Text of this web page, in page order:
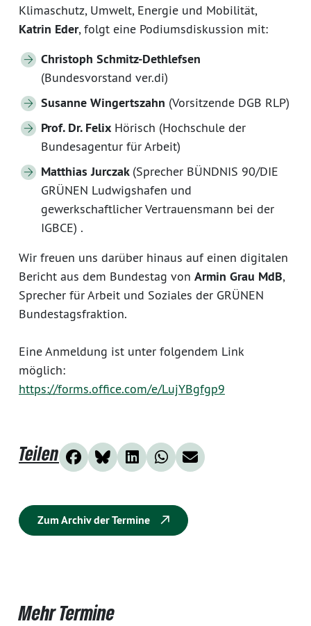
Klimaschutz, Umwelt, Energie und Mobilität,
Katrin Eder, folgt eine Podiumsdiskussion mit:
Christoph Schmitz-Dethlefsen
(Bundesvorstand ver.di)
Susanne Wingertszahn (Vorsitzende DGB RLP)
Prof. Dr. Felix Hörisch (Hochschule der
Bundesagentur für Arbeit)
Matthias Jurczak (Sprecher BÜNDNIS 90/DIE
GRÜNEN Ludwigshafen und
gewerkschaftlicher Vertrauensmann bei der
IGBCE) .
Wir freuen uns darüber hinaus auf einen digitalen
Bericht aus dem Bundestag von Armin Grau MdB,
Sprecher für Arbeit und Soziales der GRÜNEN
Bundestagsfraktion.
Eine Anmeldung ist unter folgendem Link
möglich:
https://forms.office.com/e/LujYBgfgp9
Teilen
Zum Archiv der Termine
Mehr Termine